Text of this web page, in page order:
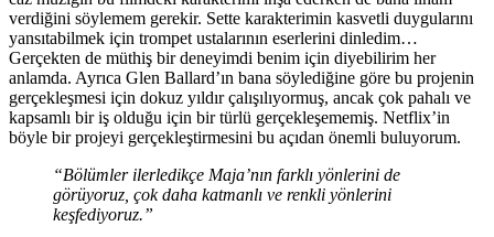
verdiğini söylemem gerekir. Sette karakterimin kasvetli duygularını
yansıtabilmek için trompet ustalarının eserlerini dinledim…
Gerçekten de müthiş bir deneyimdi benim için diyebilirim her
anlamda. Ayrıca Glen Ballard’ın bana söylediğine göre bu projenin
gerçekleşmesi için dokuz yıldır çalışılıyormuş, ancak çok pahalı ve
kapsamlı bir iş olduğu için bir türlü gerçekleşememiş. Netflix’in
böyle bir projeyi gerçekleştirmesini bu açıdan önemli buluyorum.
“Bölümler ilerledikçe Maja’nın farklı yönlerini de
görüyoruz, çok daha katmanlı ve renkli yönlerini
keşfediyoruz.”